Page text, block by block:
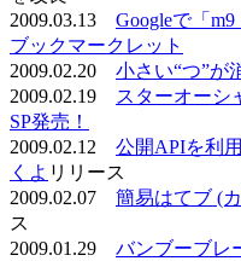
2009.03.13 Googleで「
ブックマークレット
2009.02.20 小さい“つ”が
2009.02.19
スターオーシ
SP発売！
2009.02.12 公開APIを利
くよ リリース
2009.02.07 簡易はてブ (
ス
2009.01.29 バンブーブレ